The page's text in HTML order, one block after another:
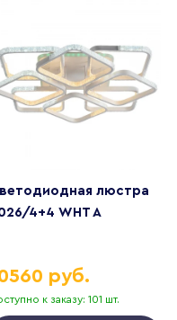
люстра
4+4 WHT A
к заказу: 101 шт.
руб.